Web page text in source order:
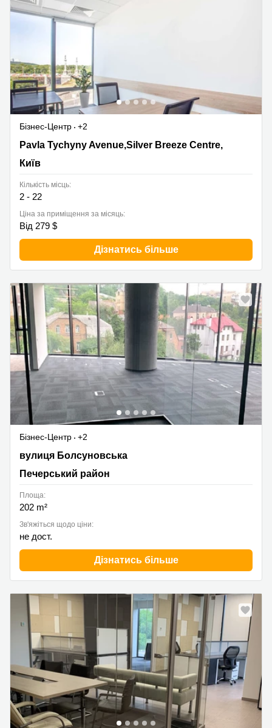
Бізнес-Центр
+2
1V Pavla Tychyny Avenue,Silver Breeze Centre,4th floor,
Київ
Pavla Tychyny Avenue,Silver Breeze Centre,
Київ
Кількість місць:
2 - 22
Ціна за приміщення за місяць:
Від 279 $
Дізнатись більше
Бізнес-Центр
+2
вулиця Болсуновська, 13-15, Печерський район
вулиця Болсуновська
Печерський район
Площа:
202 m²
Зв'яжіться щодо ціни:
не дост.
Дізнатись більше